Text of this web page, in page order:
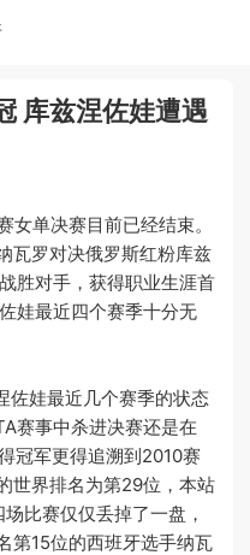
库兹涅佐娃遭遇
单决赛目前已经结束。
瓦罗对决俄罗斯红粉库兹
胜对手，获得职业生涯首
娃最近四个赛季十分无
娃最近几个赛季的状态
赛事中杀进决赛还是在
冠军更得追溯到2010赛
世界排名为第29位，本站
比赛仅仅丢掉了一盘，
第15位的西班牙选手纳瓦